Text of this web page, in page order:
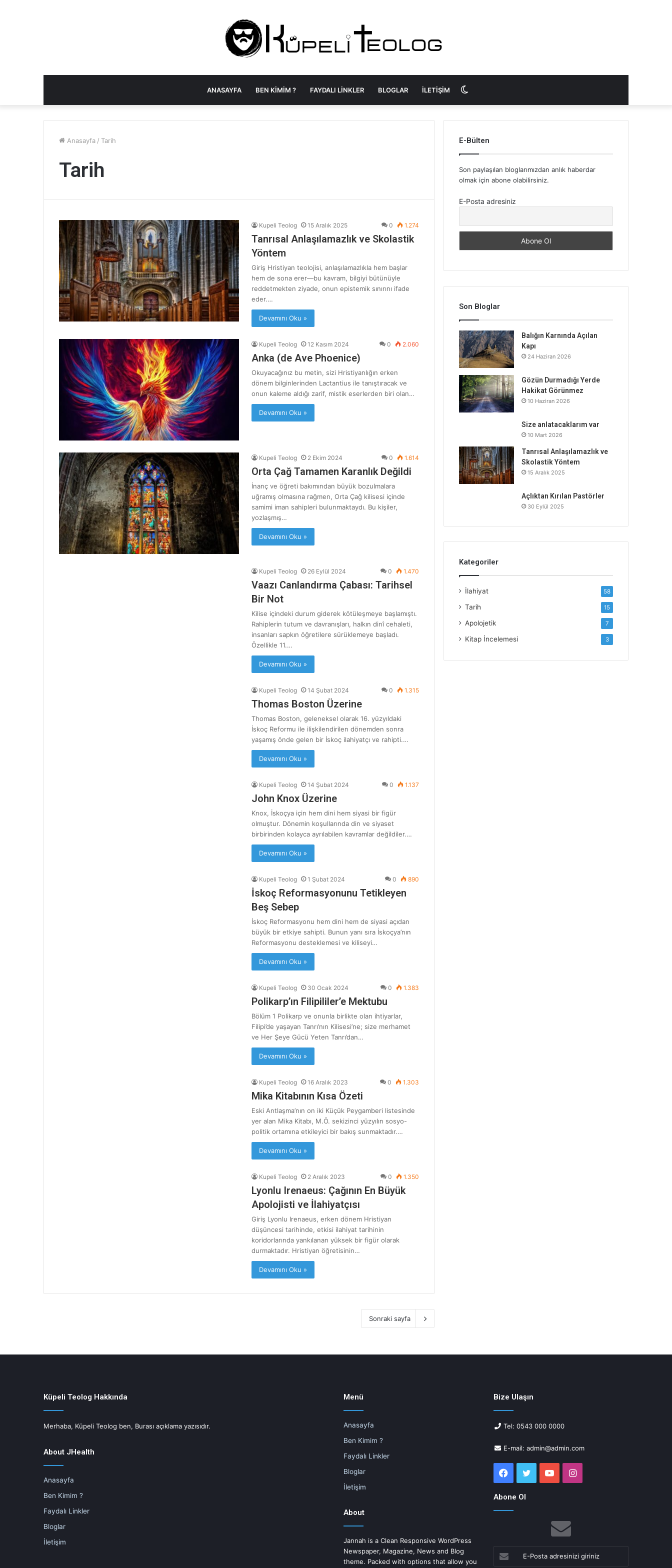
ANASAYFA BEN KIMIM ? FAYDALI LINKLER BLOGLAR İLETIŞIM
görünümü
Anasayfa / Tarih
Tarih
Kupeli Teolog 15 Aralık 2025 0 1.274
Tanrısal Anlaşılamazlık ve Skolastik
Yöntem
Giriş Hristiyan teolojisi, anlaşılamazlıkla hem başlar
hem de sona erer—bu kavram, bilgiyi bütünüyle
reddetmekten ziyade, onun epistemik sınırını ifade
eder.…
Devamını Oku »
Kupeli Teolog 12 Kasım 2024 0 2.060
Anka (de Ave Phoenice)
Okuyacağınız bu metin, sizi Hristiyanlığın erken
dönem bilginlerinden Lactantius ile tanıştıracak ve
onun kaleme aldığı zarif, mistik eserlerden biri olan…
Devamını Oku »
Kupeli Teolog 2 Ekim 2024 0 1.614
Orta Çağ Tamamen Karanlık Değildi
İnanç ve öğreti bakımından büyük bozulmalara
uğramış olmasına rağmen, Orta Çağ kilisesi içinde
samimi iman sahipleri bulunmaktaydı. Bu kişiler,
yozlaşmış…
Devamını Oku »
Kupeli Teolog 26 Eylül 2024 0 1.470
Vaazı Canlandırma Çabası: Tarihsel
Bir Not
Kilise içindeki durum giderek kötüleşmeye başlamıştı.
Rahiplerin tutum ve davranışları, halkın dinî cehaleti,
insanları sapkın öğretilere sürüklemeye başladı.
Özellikle 11.…
Devamını Oku »
Kupeli Teolog 14 Şubat 2024 0 1.315
Thomas Boston Üzerine
Thomas Boston, geleneksel olarak 16. yüzyıldaki
İskoç Reformu ile ilişkilendirilen dönemden sonra
yaşamış önde gelen bir İskoç ilahiyatçı ve rahipti.…
Devamını Oku »
Kupeli Teolog 14 Şubat 2024 0 1.137
John Knox Üzerine
Knox, İskoçya için hem dini hem siyasi bir figür
olmuştur. Dönemin koşullarında din ve siyaset
birbirinden kolayca ayrılabilen kavramlar değildiler.…
Devamını Oku »
Kupeli Teolog 1 Şubat 2024 0 890
İskoç Reformasyonunu Tetikleyen
Beş Sebep
İskoç Reformasyonu hem dini hem de siyasi açıdan
büyük bir etkiye sahipti. Bunun yanı sıra İskoçya’nın
Reformasyonu desteklemesi ve kiliseyi…
Devamını Oku »
Kupeli Teolog 30 Ocak 2024 0 1.383
Polikarp’ın Filipililer’e Mektubu
Bölüm 1 Polikarp ve onunla birlikte olan ihtiyarlar,
Filipi’de yaşayan Tanrı’nın Kilisesi’ne; size merhamet
ve Her Şeye Gücü Yeten Tanrı’dan…
Devamını Oku »
Kupeli Teolog 16 Aralık 2023 0 1.303
Mika Kitabının Kısa Özeti
Eski Antlaşma’nın on iki Küçük Peygamberi listesinde
yer alan Mika Kitabı, M.Ö. sekizinci yüzyılın sosyo-
politik ortamına etkileyici bir bakış sunmaktadır.…
Devamını Oku »
Kupeli Teolog 2 Aralık 2023 0 1.350
Lyonlu Irenaeus: Çağının En Büyük
Apolojisti ve İlahiyatçısı
Giriş Lyonlu Irenaeus, erken dönem Hristiyan
düşüncesi tarihinde, etkisi ilahiyat tarihinin
koridorlarında yankılanan yüksek bir figür olarak
durmaktadır. Hristiyan öğretisinin…
Devamını Oku »
Sonraki sayfa
E-Bülten
Son paylaşılan bloglarımızdan anlık haberdar
olmak için abone olabilirsiniz.
E-Posta adresiniz
Son Bloglar
Balığın Karnında Açılan
Kapı
24 Haziran 2026
Gözün Durmadığı Yerde
Hakikat Görünmez
10 Haziran 2026
Size anlatacaklarım var
10 Mart 2026
Tanrısal Anlaşılamazlık ve
Skolastik Yöntem
15 Aralık 2025
Açlıktan Kırılan Pastörler
30 Eylül 2025
Kategoriler
İlahiyat 58
Tarih 15
Apolojetik 7
Kitap İncelemesi 3
Küpeli Teolog Hakkında
Merhaba, Küpeli Teolog ben, Burası açıklama yazısıdır.
About JHealth
Anasayfa
Ben Kimim ?
Faydalı Linkler
Bloglar
İletişim
Menü
Anasayfa
Ben Kimim ?
Faydalı Linkler
Bloglar
İletişim
About
Jannah is a Clean Responsive WordPress
Newspaper, Magazine, News and Blog
theme. Packed with options that allow you
Bize Ulaşın
Tel: 0543 000 0000
E-mail: admin@admin.com
Facebook
Twitter YouTubeInstagram
Abone Ol
Posta